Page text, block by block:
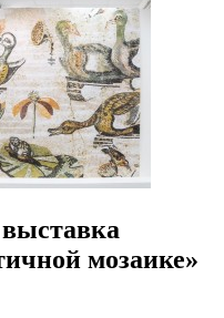
мозаике»